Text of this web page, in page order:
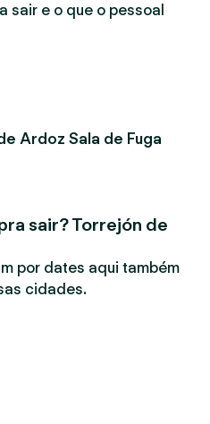
sair e o que o pessoal
Ardoz Sala de Fuga
sair? Torrejón de
por dates aqui também
cidades.